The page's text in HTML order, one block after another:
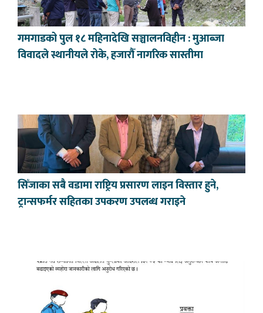
गमगाडको पुल १८ महिनादेखि सञ्चालनविहीन : मुआब्जा
विवादले स्थानीयले रोके, हजारौँ नागरिक सास्तीमा
सिँजाका सबै वडामा राष्ट्रिय प्रसारण लाइन विस्तार हुने,
ट्रान्सफर्मर सहितका उपकरण उपलब्ध गराइने